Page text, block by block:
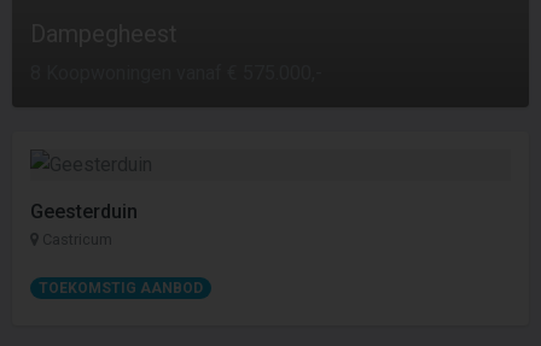
Geesterduin
Castricum
TOEKOMSTIG AANBOD